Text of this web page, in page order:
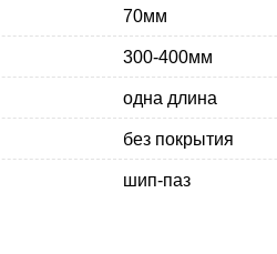
70мм
300-400мм
одна длина
без покрытия
шип-паз